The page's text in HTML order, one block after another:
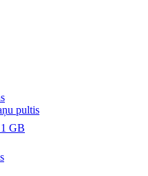
GB
pultis